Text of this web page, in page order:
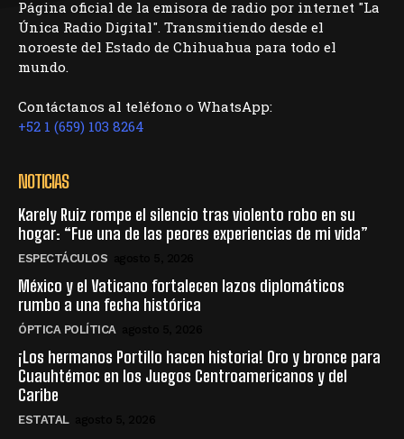
Página oficial de la emisora de radio por internet "La
Única Radio Digital". Transmitiendo desde el
noroeste del Estado de Chihuahua para todo el
mundo.
Contáctanos al teléfono o WhatsApp:
+52 1 (659) 103 8264
NOTICIAS
Karely Ruiz rompe el silencio tras violento robo en su
hogar: “Fue una de las peores experiencias de mi vida”
ESPECTÁCULOS
México y el Vaticano fortalecen lazos diplomáticos
rumbo a una fecha histórica
ÓPTICA POLÍTICA
¡Los hermanos Portillo hacen historia! Oro y bronce para
Cuauhtémoc en los Juegos Centroamericanos y del
Caribe
ESTATAL